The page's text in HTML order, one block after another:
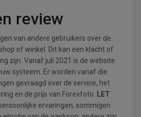
review
van andere gebruikers over de
of winkel. Dit kan een klacht of
zijn. Vanaf juli 2021 is de website
systeem. Er worden vanaf die
gevraagd over de service, het
en de prijs van Forexfoto.
LET
ervaringen, sommigen